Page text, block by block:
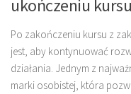
ukończeniu
Po zakończeniu kursu z
jest, aby kontynuować
działania. Jednym z
marki osobistej, która